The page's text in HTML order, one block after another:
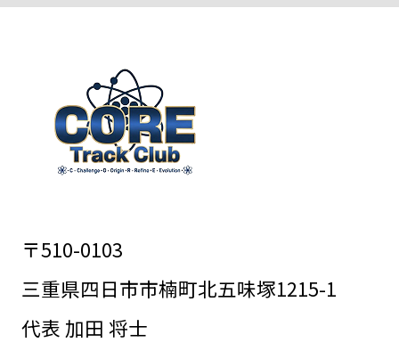
〒510-0103
三重県四日市市楠町北五味塚1215-1
代表 加田 将士